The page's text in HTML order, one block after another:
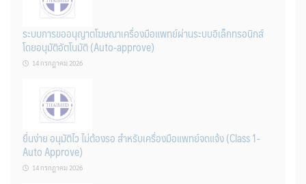
ระบบการขออนุญาตโฆษณาเครื่องมือแพทย์ผ่านระบบอิเล็กทรอนิกส์
โดยอนุมัติอัตโนมัติ (Auto-approve)
14 กรกฎาคม 2026
ยื่นง่าย อนุมัติไว ไม่ต้องรอ สำหรับเครื่องมือแพทย์จดแจ้ง (Class 1-
Auto Approve)
14 กรกฎาคม 2026